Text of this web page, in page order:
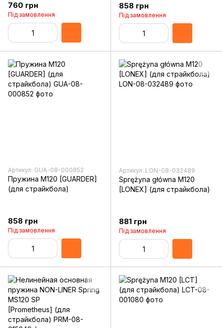
760 грн
Під замовлення
858 грн
Під замовлення
Артикул: GUA-08-000852
Пружина M120 [GUARDER]
(для страйкбола)
858 грн
Під замовлення
Артикул: LON-08-032489
Sprężyna główna M120
[LONEX] (для страйкбола)
881 грн
Під замовлення